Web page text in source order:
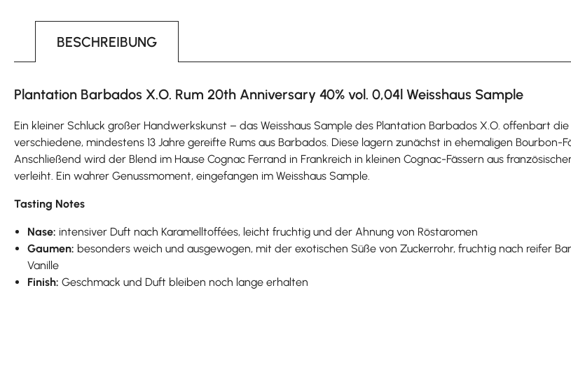
BESCHREIBUNG
Plantation Barbados X.O. Rum 20th Anniversary 40% vol. 0,04l Weisshaus Sample
Ein kleiner Schluck großer Handwerkskunst – das Weisshaus Sample des Plantation Barbados X.O. offenbart
verschiedene, mindestens 13 Jahre gereifte Rums aus Barbados. Diese lagern zunächst in ehemaligen
Anschließend wird der Blend im Hause Cognac Ferrand in Frankreich in kleinen Cognac-Fässern aus
verleiht. Ein wahrer Genussmoment, eingefangen im Weisshaus Sample.
Tasting Notes
Nase: intensiver Duft nach Karamelltoffées, leicht fruchtig und der Ahnung von Röstaromen
Gaumen: besonders weich und ausgewogen, mit der exotischen Süße von Zuckerrohr, fruchtig nach reifer
Vanille
Finish: Geschmack und Duft bleiben noch lange erhalten